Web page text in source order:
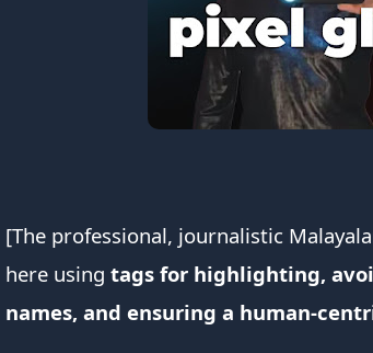
[The professional, journalistic
here using tags for highlighting,
names, and ensuring a human-